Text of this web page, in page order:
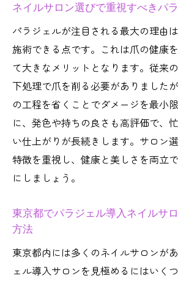
パラジェル認定サロン東京
イルサロン探し
費用や評判から考えるパラ
ルサロンの選択
ネイルサロン選びに役立つパラ
説
パラジェルと一般的なネイ
を比較
爪を削らないパラジェルの
健康志向に選ばれるネイル
パラジェル認定サロン新宿
に注目
ネイルサロン選びで重視すべきパ
パラジェルが注目される最大の理由
施術できる点です。これは爪の健康
て大きなメリットとなります。従来
下処理で爪を削る必要がありました
の工程を省くことでダメージを最小
に、発色や持ちの良さも高評価で、
い仕上がりが長続きします。サロン
特徴を重視し、健康と美しさを両立
にしましょう。
東京都でパラジェル導入ネイルサ
方法
東京都内には多くのネイルサロンが
ェル導入サロンを見極めるにはいく